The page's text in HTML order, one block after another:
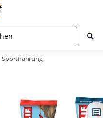
Sportnahrung